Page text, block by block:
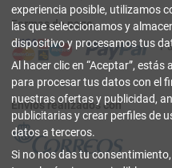
Formas de pago
Envíos realizados con
experiencia posible, utilizamos
las que seleccionamos y
dispositivo y procesamos tus
Al hacer clic en Aceptar , estás
para procesar tus datos con el
nuestras ofertas y publicidad,
publicitarias y crear perfiles de
datos a terceros.
Si no nos das tu